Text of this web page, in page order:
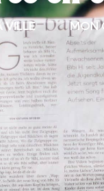
VILLE MON